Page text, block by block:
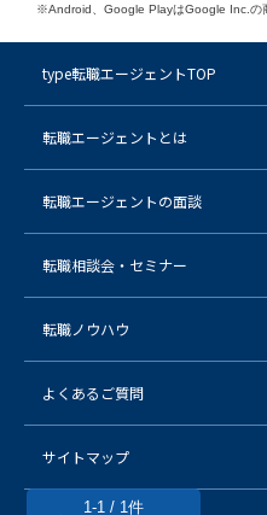
1-1 / 1件
※Android、Google PlayはGoogle Inc.の
type転職エージェントTOP
転職エージェントとは
転職エージェントの面談
転職相談会・セミナー
転職ノウハウ
よくあるご質問
サイトマップ